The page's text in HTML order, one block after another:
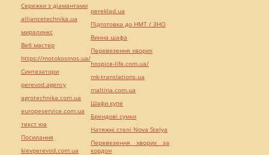
Сережки з діамантами
alliancetechnika.ua
миралинкс
Веб мастер
https://motokosmos.ua/
Синтезатори
perevod.agency
agrotechnika.com.ua
europeservice.com.ua
текст юа
Посилання
kievperevod.com.ua
pereklad.ua
Підготовка до НМТ / ЗНО
Винна шафа
Перевезення хворих
hospice-life.com.ua/
mk-translations.ua
maltina.com.ua
Шафи купе
Брендові сумки
Натяжні стелі Nova Stelya
Перевезення хворих за
кордон